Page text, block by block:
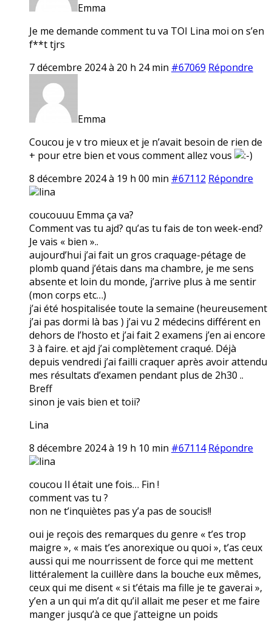
Emma
Je me demande comment tu va TOI Lina moi on s’en
f**t tjrs
7 décembre 2024 à 20 h 24 min #67069 Répondre
Emma
Coucou je v tro mieux et je n’avait besoin de rien de
+ pour etre bien et vous comment allez vous
8 décembre 2024 à 19 h 00 min #67112 Répondre
lina
coucouuu Emma ça va?
Comment vas tu ajd? qu’as tu fais de ton week-end?
Je vais « bien »..
aujourd’hui j’ai fait un gros craquage-pétage de
plomb quand j’étais dans ma chambre, je me sens
absente et loin du monde, j’arrive plus à me sentir
(mon corps etc…)
j’ai été hospitalisée toute la semaine (heureusement
j’ai pas dormi là bas ) j’ai vu 2 médecins différent en
dehors de l’hosto et j’ai fait 2 examens j’en ai encore
3 à faire. et ajd j’ai complètement craqué. Déjà
depuis vendredi j’ai failli craquer après avoir attendu
mes résultats d’examen pendant plus de 2h30 ..
Breff
sinon je vais bien et toii?
Lina
8 décembre 2024 à 19 h 10 min #67114 Répondre
lina
coucou Il était une fois… Fin !
comment vas tu ?
non ne t’inquiètes pas y’a pas de soucis!!
oui je reçois des remarques du genre « t’es trop
maigre », « mais t’es anorexique ou quoi », t’as ceux
aussi qui me nourrissent de force qui me mettent
littéralement la cuillère dans la bouche eux mêmes,
ceux qui me disent « si t’étais ma fille je te gaverai »,
y’en a un qui m’a dit qu’il allait me peser et me faire
manger jusqu’à ce que j’atteigne un poids